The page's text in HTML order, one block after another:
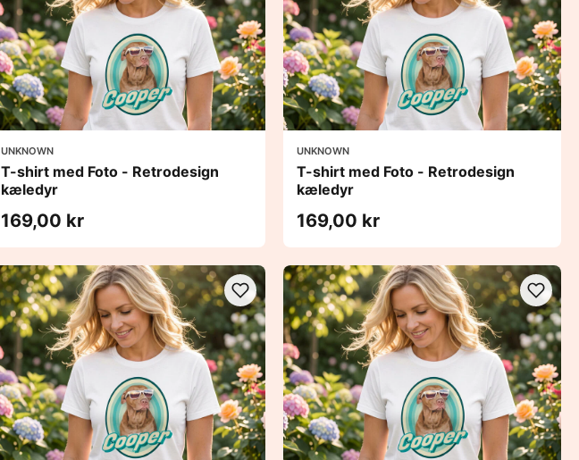
UNKNOWN
T-shirt med Foto - Retrodesign
kæledyr
169,00 kr
UNKNOWN
T-shirt med Foto - Retrodesign
kæledyr
169,00 kr